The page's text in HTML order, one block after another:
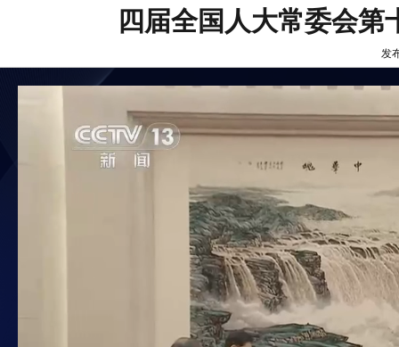
四届全国人大常委会第
发